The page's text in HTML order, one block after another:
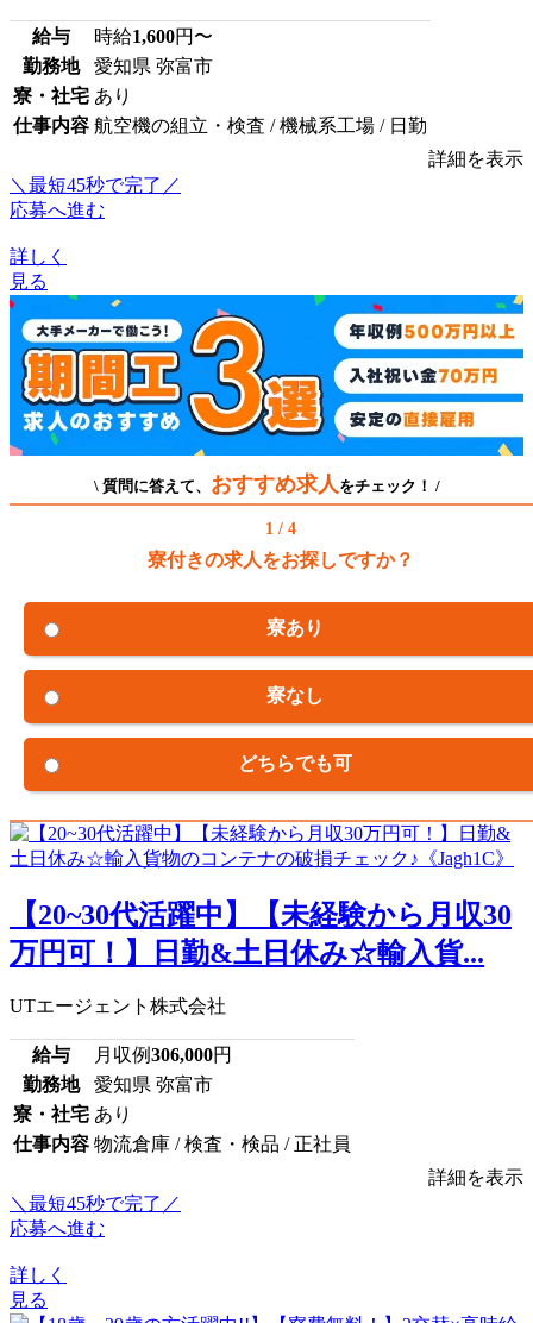
給与 時給1,600円〜
勤務地
愛知県 弥富市
寮・社宅 あり
仕事内容 航空機の組立・検査 / 機械系工場 / 日勤
詳細を表示
＼最短45秒で完了／
応募へ進む
詳しく
見る
\ 質問に答えて、 おすすめ求人 をチェック！ /
1 / 4
寮付きの求人をお探しですか？
寮あり
寮なし
どちらでも可
【20~30代活躍中】【未経験から月収30
万円可！】日勤&土日休み☆輸入貨...
UTエージェント株式会社
給与 月収例306,000円
勤務地
愛知県 弥富市
寮・社宅 あり
仕事内容 物流倉庫 / 検査・検品 / 正社員
詳細を表示
＼最短45秒で完了／
応募へ進む
詳しく
見る